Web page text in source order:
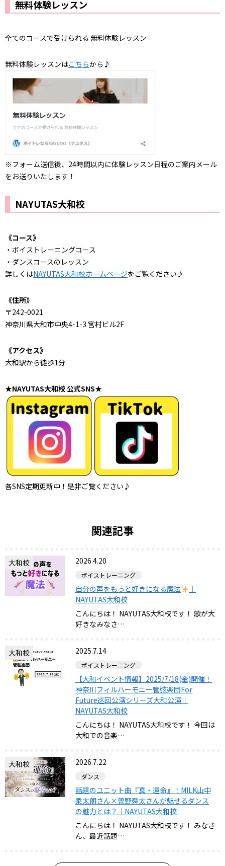
無料体験レッスン
全てのコースで受けられる 無料体験レッスン
無料体験レッスンはこちらから♪
※フォーム送信後、24時間以内に体験レッスン日程のご案内メール
をお送りいたします！
NAYUTAS大和校
《コース》
・ボイストレーニングコース
・ダンスコースのレッスン
詳しくはNAYUTAS大和校ホームページをご覧ください♪
《住所》
〒242-0021
神奈川県大和市中央4-1-3 宮村ビル2F
《アクセス》
大和駅から徒歩1分
★NAYUTAS大和校 公式SNS★
各SNS定期更新中！是非ご覧ください♪
関連記事
大和校 2026.4.20
ボイストレーニング
自分の声をもっと好きになる魔法
｜
NAYUTAS大和校
こんにちは！ NAYUTAS大和校です！ 歌が大
好きなみなさ…
大和校 2025.7.14
ボイストレーニング
【大和イベント情報】2025/7/18(金)開催！
神奈川フィルハーモニー管弦楽団For
Future巡回公演シリーズ大和公演｜
NAYUTAS大和校
こんにちは！ NAYUTAS大和校です！ 今回は
大和での音楽…
大和校 2026.7.22
ダンス
話題のユニット曲『真・運命』！MILK山中
柔太朗さん×曽野舜太さんが魅せるダンス
の魅力とは？｜NAYUTAS大和校
こんにちは！ NAYUTAS大和校です！ みなさ
ん、最近話題…